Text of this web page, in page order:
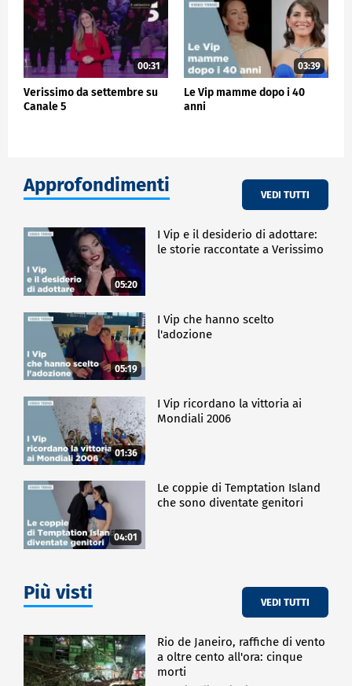
00:31
Verissimo da settembre su
Canale 5
03:39
Le Vip mamme dopo i 40
anni
Approfondimenti VEDI TUTTI
05:20
I Vip e il desiderio di adottare:
le storie raccontate a Verissimo
05:19
I Vip che hanno scelto
l'adozione
01:36
I Vip ricordano la vittoria ai
Mondiali 2006
04:01
Le coppie di Temptation Island
che sono diventate genitori
Più visti VEDI TUTTI
Rio de Janeiro, raffiche di vento
a oltre cento all'ora: cinque
morti